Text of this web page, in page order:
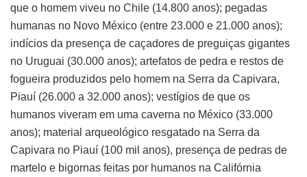
que o homem viveu no Chile (14.800 anos); pegadas
humanas no Novo México (entre 23.000 e 21.000 anos);
indícios da presença de caçadores de preguiças gigantes
no Uruguai (30.000 anos); artefatos de pedra e restos de
fogueira produzidos pelo homem na Serra da Capivara,
Piauí (26.000 a 32.000 anos); vestígios de que os
humanos viveram em uma caverna no México (33.000
anos); material arqueológico resgatado na Serra da
Capivara no Piauí (100 mil anos), presença de pedras de
martelo e bigornas feitas por humanos na Califórnia